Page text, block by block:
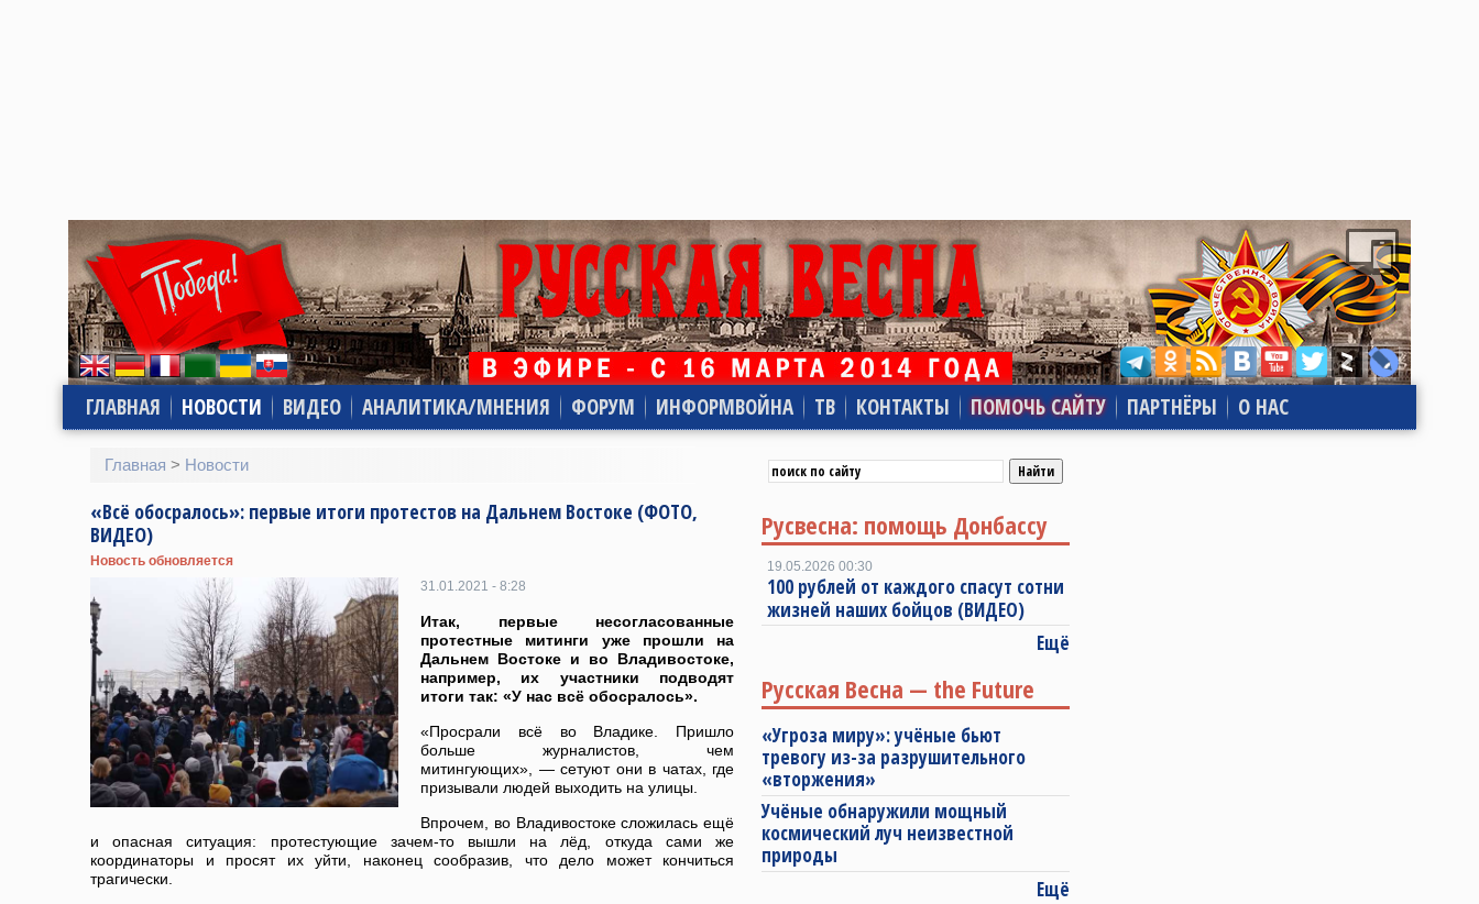
ГЛАВНАЯ НОВОСТИ ВИДЕО АНАЛИТИКА/МНЕНИЯ ФОРУМ ИНФОРМВОЙНА ТВ КОНТАКТЫ ПОМОЧЬ САЙТУ ПАРТНЁРЫ О НАС
Главная > Новости
«Всё обосралось»: первые итоги протестов на Дальнем Востоке (ФОТО,
ВИДЕО)
Новость обновляется
31.01.2021 - 8:28
Итак, первые несогласованные
протестные митинги уже прошли на
Дальнем Востоке и во Владивостоке,
например, их участники подводят
итоги так: «У нас всё обосралось».
«Просрали всё во Владике. Пришло
больше журналистов, чем
митингующих», — сетуют они в чатах, где
призывали людей выходить на улицы.
Впрочем, во Владивостоке сложилась ещё
и опасная ситуация: протестующие зачем-то вышли на лёд, откуда сами же
координаторы и просят их уйти, наконец сообразив, что дело может кончиться
трагически.
Русвесна: помощь Донбассу
19.05.2026 00:30
100 рублей от каждого спасут сотни
жизней наших бойцов (ВИДЕО)
Ещё
Русская Весна — the Future
«Угроза миру»: учёные бьют
тревогу из-за разрушительного
«вторжения»
Учёные обнаружили мощный
космический луч неизвестной
природы
Ещё